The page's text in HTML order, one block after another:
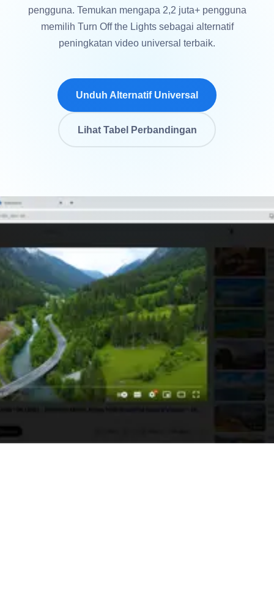
pengguna. Temukan mengapa 2,2 juta+ pengguna
memilih Turn Off the Lights sebagai alternatif
peningkatan video universal terbaik.
Unduh Alternatif Universal
Lihat Tabel Perbandingan